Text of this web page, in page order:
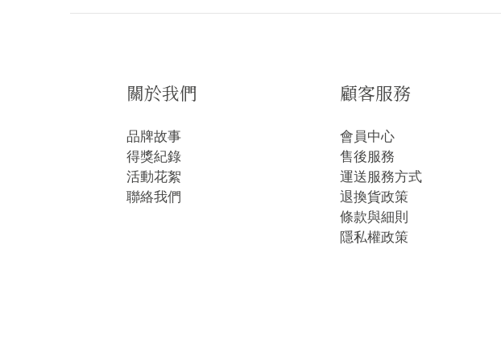
關於我們
品牌故事
得獎紀錄
活動花絮
聯絡我們
顧客服務
會員中心
售後服務
運送服務方式
退換貨政策
條款與細則
隱私權政策